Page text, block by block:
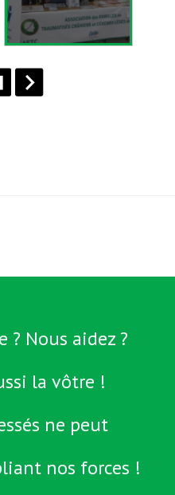
? Nous aidez ?
la vôtre !
ne peut
nos forces !